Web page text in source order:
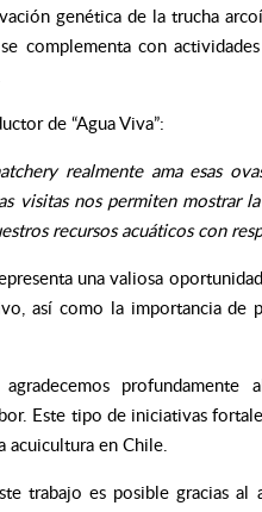
genética de la trucha
complementa con
de “Agua Viva”:
realmente ama esas
visitas nos permiten mostrar
recursos acuáticos con
una valiosa
así como la importancia de
Este tipo de iniciativas
acuicultura en Chile.
trabajo es posible gracias